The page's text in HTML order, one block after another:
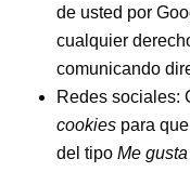
de usted por
cualquier
comunicando
Redes sociales:
cookies para
del tipoMe gusta